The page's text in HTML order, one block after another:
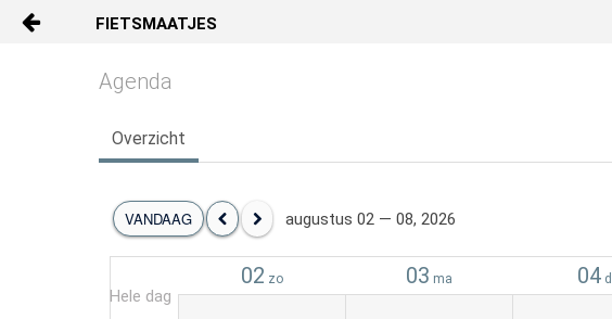
FIETSMAATJES
HOME
Beheer
Agenda
Overzicht
VANDAAG augustus 02 — 08, 2026
02 zo 03 ma 04
Hele dag